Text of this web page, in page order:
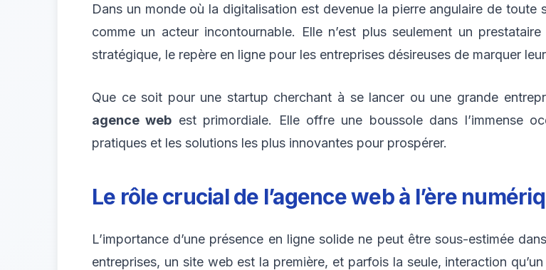
Dans un monde où la digitalisation est devenue la pierre angulaire de toute
comme un acteur incontournable. Elle n’est plus seulement un
stratégique, le repère en ligne pour les entreprises désireuses de marquer
Que ce soit pour une startup cherchant à se lancer ou une grande
agence web est primordiale. Elle offre une boussole dans l’immense
pratiques et les solutions les plus innovantes pour prospérer.
Le rôle crucial de l’agence webà l’ère
L’importance d’une présence en ligne solide ne peut être sous-estimée
entreprises, un site web est la première, et parfois la seule, interaction